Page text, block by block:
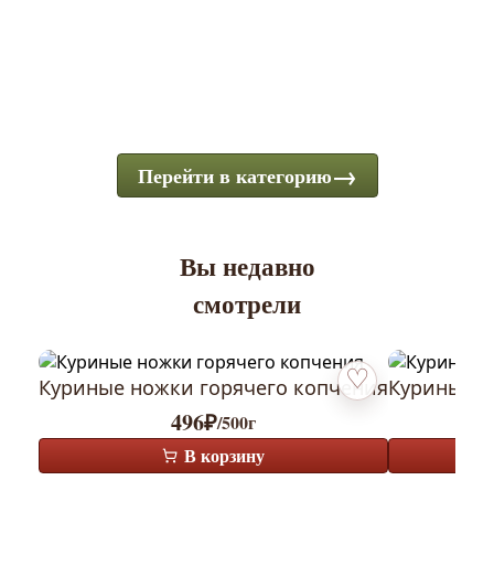
Перейти в категорию
Вы недавно
смотрели
Добавить в
Куриные ножки горячего копчения
496₽/500г
В корзину
Куриные